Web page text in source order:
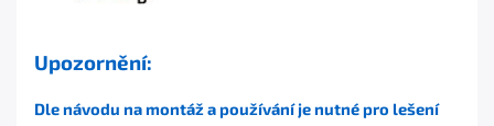
Upozornění:
Dle návodu na montáž a používání je nutné pro lešení